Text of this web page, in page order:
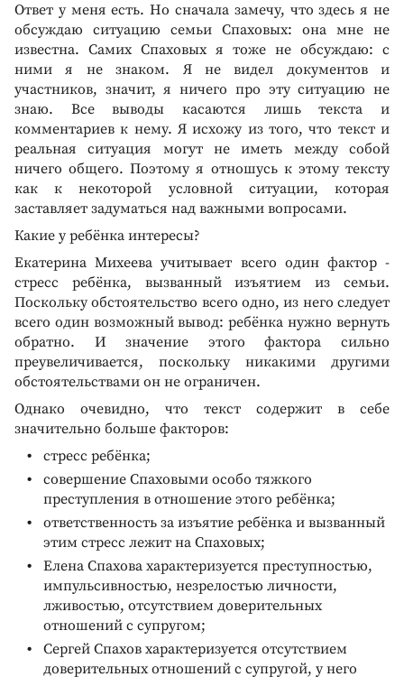
Ответ у меня есть. Но сначала замечу, что здесь я не
обсуждаю ситуацию семьи Спаховых: она мне не
известна. Самих Спаховых я тоже не обсуждаю: с
ними я не знаком. Я не видел документов и
участников, значит, я ничего про эту ситуацию не
знаю. Все выводы касаются лишь текста и
комментариев к нему. Я исхожу из того, что текст и
реальная ситуация могут не иметь между собой
ничего общего. Поэтому я отношусь к этому тексту
как к некоторой условной ситуации, которая
заставляет задуматься над важными вопросами.
Какие у ребёнка интересы?
Екатерина Михеева учитывает всего один фактор -
стресс ребёнка, вызванный изъятием из семьи.
Поскольку обстоятельство всего одно, из него следует
всего один возможный вывод: ребёнка нужно вернуть
обратно. И значение этого фактора сильно
преувеличивается, поскольку никакими другими
обстоятельствами он не ограничен.
Однако очевидно, что текст содержит в себе
значительно больше факторов:
стресс ребёнка;
совершение Спаховыми особо тяжкого
преступления в отношение этого ребёнка;
ответственность за изъятие ребёнка и вызванный
этим стресс лежит на Спаховых;
Елена Спахова характеризуется преступностью,
импульсивностью, незрелостью личности,
лживостью, отсутствием доверительных
отношений с супругом;
Сергей Спахов характеризуется отсутствием
доверительных отношений с супругой, у него